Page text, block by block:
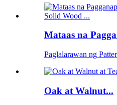
Mataas na
Paglalarawan ng
Oak at Walnut...